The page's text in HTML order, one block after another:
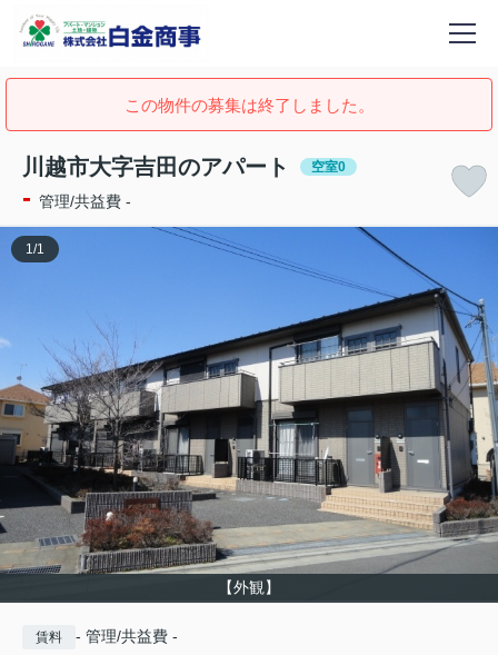
この物件の募集は終了しました。
川越市大字吉田のアパート 空室0
- 管理/共益費 -
【外観】
1 /1
賃料 - 管理/共益費 -